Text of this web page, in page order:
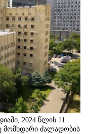
2024 წლის 11
მომხდარი ძალადობის